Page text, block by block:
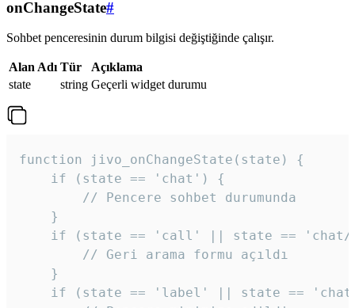
onChangeState#
Sohbet penceresinin durum bilgisi değiştiğinde çalışır.
Alan Adı Tür
Açıklama
state
string Geçerli widget durumu
function jivo_onChangeState(state) {
    if (state == 'chat') {
        // Pencere sohbet durumunda
    }
if (state == 'call' || state ==
        // Geri arama formu açıldı
    }
if (state == 'label' || state ==